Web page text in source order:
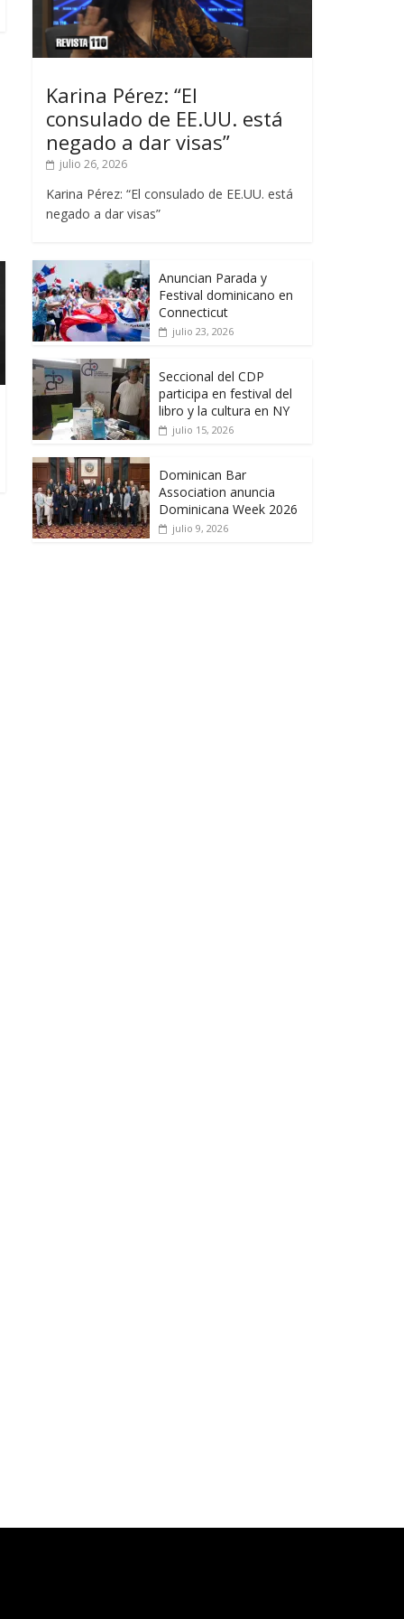
Karina Pérez: “El
consulado de EE.UU. está
negado a dar visas”
julio 26, 2026
Karina Pérez: “El consulado de EE.UU. está
negado a dar visas”
Anuncian Parada y
Festival dominicano en
Connecticut
julio 23, 2026
Seccional del CDP
participa en festival del
libro y la cultura en NY
julio 15, 2026
Dominican Bar
Association anuncia
Dominicana Week 2026
julio 9, 2026